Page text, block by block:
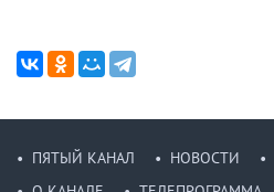
ПЯТЫЙ КАНАЛ НОВОСТИ